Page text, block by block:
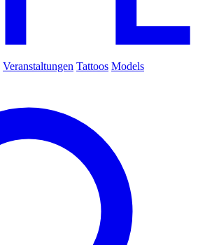
Veranstaltungen Tattoos Models